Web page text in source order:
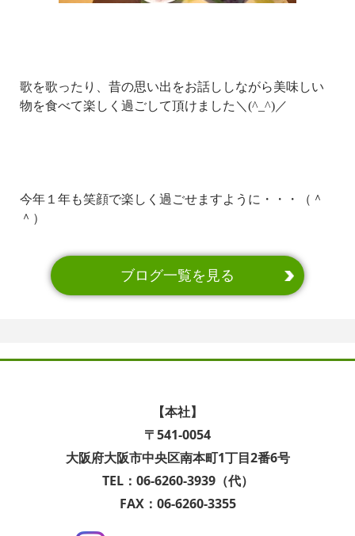
歌を歌ったり、昔の思い出をお話ししながら美味しい
物を食べて楽しく過ごして頂けました＼(^_^)／
今年１年も笑顔で楽しく過ごせますように・・・（＾
＾）
ブログ一覧を見る
【本社】
〒541-0054
大阪府大阪市中央区南本町1丁目2番6号
TEL：06-6260-3939（代）
FAX：06-6260-3355